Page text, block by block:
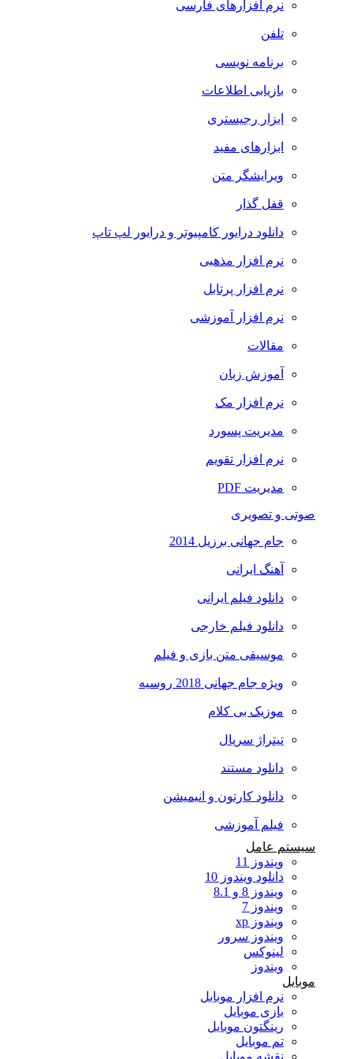
نرم افزارهای فارسی
تلفن
برنامه نویسی
بازیابی اطلاعات
ابزار رجیستری
ابزارهای مفید
ویرایشگر متن
قفل گذار
دانلود درایور کامپیوتر و درایور لپ تاپ
نرم افزار مذهبی
نرم افزار پرتابل
نرم افزار آموزشی
مقالات
آموزش زبان
نرم افزار مک
مدیریت پسورد
نرم افزار تقویم
مدیریت PDF
صوتی و تصویری
جام جهانی برزیل 2014
آهنگ ایرانی
دانلود فیلم ایرانی
دانلود فیلم خارجی
موسیقی متن بازی و فیلم
ویژه جام جهانی 2018 روسیه
موزیک بی کلام
تیتراژ سریال
دانلود مستند
دانلود کارتون و انیمیشن
فیلم آموزشی
سیستم عامل
ویندوز 11
دانلود ویندوز 10
ویندوز 8 و 8.1
ویندوز 7
ویندوز xp
ویندوز سرور
لینوکس
ویندوز
موبایل
نرم افزار موبایل
بازی موبایل
رینگتون موبایل
تم موبایل
نقشه موبایل